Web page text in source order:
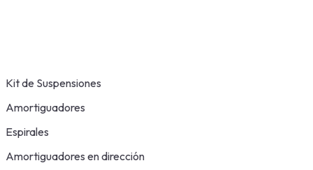
Kit de Suspensiones
Amortiguadores
Espirales
Amortiguadores en dirección